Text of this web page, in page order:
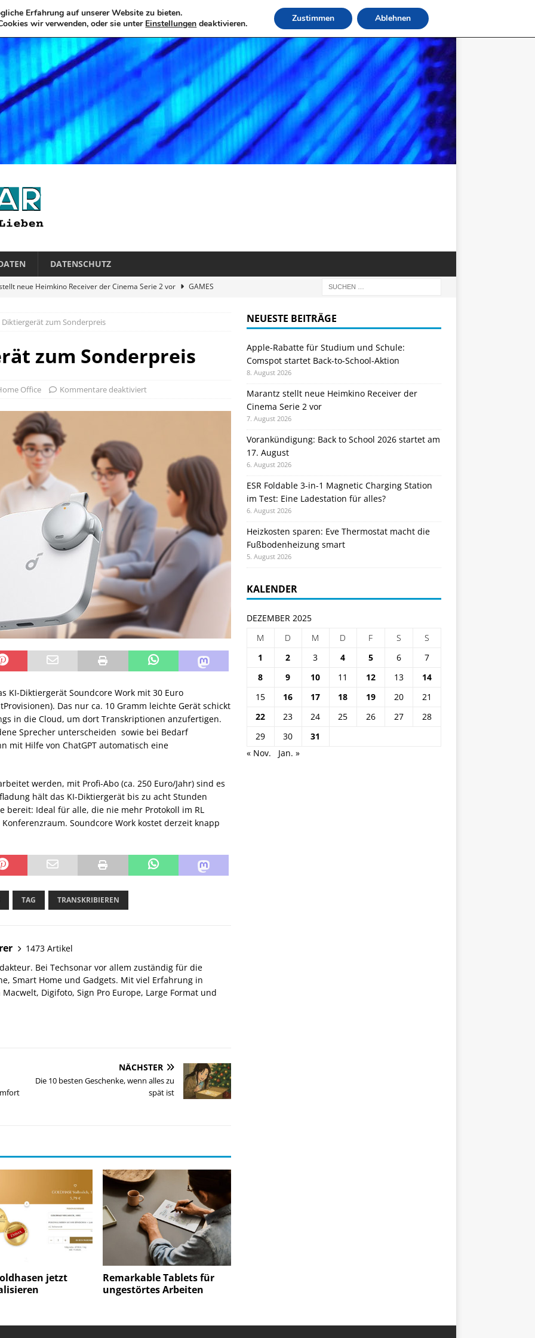
DATENSCHUTZ
neue Heimkino Receiver der Cinema Serie 2 vor
GAMES
3-in-1 Magnetic Charging Station im Test: Eine Ladestation für
sparen: Eve Thermostat macht die Fußbodenheizung smart
Diktiergerät zum Sonderpreis
zum Sonderpreis
Office Kommentare deaktiviert
KI-Diktiergerät Soundcore Work mit 30 Euro
Das nur ca. 10 Gramm leichte Gerät schickt
in die Cloud, um dort Transkriptionen anzufertigen.
Sprecher unterscheiden sowie bei Bedarf
mit Hilfe von ChatGPT automatisch eine
werden, mit Profi-Abo (ca. 250 Euro/Jahr) sind es
hält das KI-Diktiergerät bis zu acht Stunden
bereit: Ideal für alle, die nie mehr Protokoll im RL
Soundcore Work kostet derzeit knapp
TAG TRANSKRIBIEREN
1473 Artikel
Bei Techsonar vor allem zuständig für die
Smart Home und Gadgets. Mit viel Erfahrung in
Macwelt, Digifoto, Sign Pro Europe, Large Format und
NÄCHSTER
Die 10 besten Geschenke, wenn alles zu
spät ist
jetzt
Remarkable Tablets für
ungestörtes Arbeiten
NEUESTE BEITRÄGE
Apple-Rabatte für Studium und Schule:
Comspot startet Back-to-School-Aktion
8. August 2026
Marantz stellt neue Heimkino Receiver der
Cinema Serie 2 vor
7. August 2026
Vorankündigung: Back to School 2026 startet am
17. August
6. August 2026
ESR Foldable 3-in-1 Magnetic Charging Station
im Test: Eine Ladestation für alles?
6. August 2026
Heizkosten sparen: Eve Thermostat macht die
Fußbodenheizung smart
5. August 2026
KALENDER
DEZEMBER 2025
M
D M D F S
S
1
2 3 4 5 6
7
8
9 10 11 12 13
14
15
16 17 18 19 20
21
22
23 24 25 26 27
28
29
30
31
« Nov.
Jan. »
Erfahrung auf unserer Website zu bieten.
wir verwenden, oder sie unter Einstellungen deaktivieren. Zustimmen Ablehnen